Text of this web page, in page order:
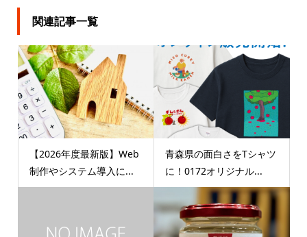
関連記事一覧
【2026年度最新版】Web
制作やシステム導入に...
青森県の面白さをTシャツ
に！0172オリジナル...